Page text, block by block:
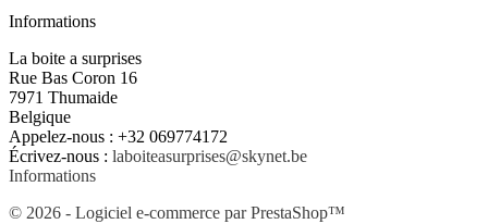
Informations
La boite a surprises
Rue Bas Coron 16
7971 Thumaide
Belgique
Appelez-nous : +32 069774172
Écrivez-nous : laboiteasurprises@skynet.be
Informations
© 2026 - Logiciel e-commerce par PrestaShop™